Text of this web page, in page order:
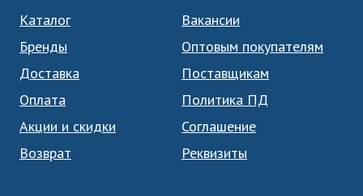
Каталог
Бренды
Доставка
Оплата
Акции и скидки
Возврат
Вакансии
Оптовым покупателям
Поставщикам
Политика ПД
Соглашение
Реквизиты